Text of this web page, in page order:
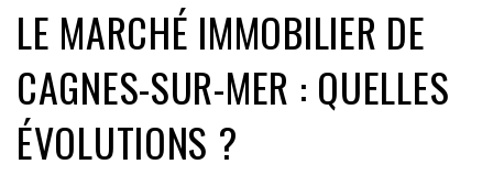
LE MARCHÉ IMMOBILIER DE
CAGNES-SUR-MER : QUELLES
ÉVOLUTIONS ?